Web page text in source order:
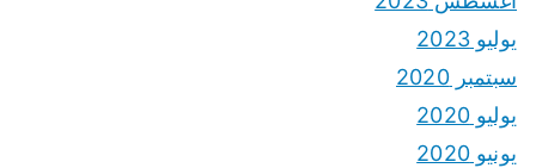
يوليو 2023
سبتمبر 2020
يوليو 2020
يونيو 2020